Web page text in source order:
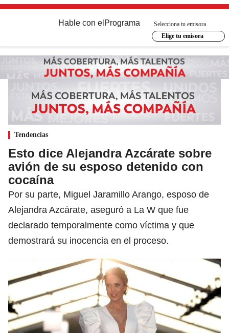
Hable con el Programa
Selecciona tu emisora
Elige tu emisora
Tendencias
Esto dice Alejandra Azcárate sobre
avión de su esposo detenido con
cocaína
Por su parte, Miguel Jaramillo Arango, esposo de
Alejandra Azcárate, aseguró a La W que fue
declarado temporalmente como víctima y que
demostrará su inocencia en el proceso.